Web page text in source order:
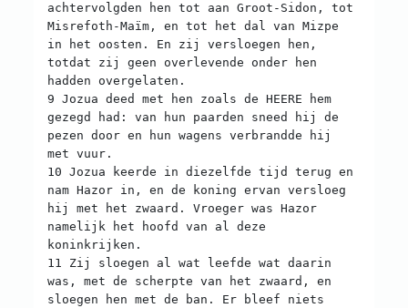
achtervolgden hen tot aan Groot-Sidon, tot
Misrefoth-Maïm, en tot het dal van Mizpe
in het oosten. En zij versloegen hen,
totdat zij geen overlevende onder hen
hadden overgelaten.
9 Jozua deed met hen zoals de HEERE hem
gezegd had: van hun paarden sneed hij de
pezen door en hun wagens verbrandde hij
met vuur.
10 Jozua keerde in diezelfde tijd terug en
nam Hazor in, en de koning ervan versloeg
hij met het zwaard. Vroeger was Hazor
namelijk het hoofd van al deze
koninkrijken.
11 Zij sloegen al wat leefde wat daarin
was, met de scherpte van het zwaard, en
sloegen hen met de ban. Er bleef niets